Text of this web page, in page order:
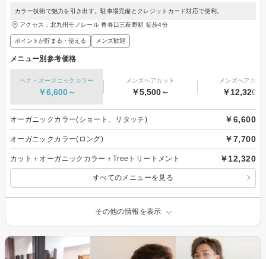
カラー技術で魅力を引き出す。駐車場完備とクレジットカード対応で便利。
アクセス：北九州モノレール 香春口三萩野駅 徒歩4分
ポイントが貯まる・使える メンズ歓迎
メニュー別参考価格
ヘナ・オーガニックカラー
￥6,600～
メンズヘアカット
￥5,500～
メンズヘアカラ
￥12,320～
オーガニックカラー(ショート、リタッチ) ￥6,600
オーガニックカラー(ロング) ￥7,700
カット＋オーガニックカラー＋Treeトリートメント ￥12,320
すべてのメニューを見る
その他の情報を表示